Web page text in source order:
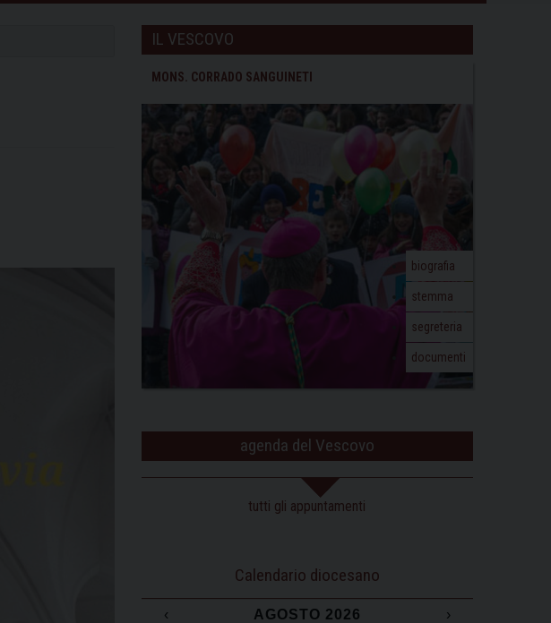
IL VESCOVO
MONS. CORRADO SANGUINETI
biografia
stemma
segreteria
documenti
agenda del Vescovo
tutti gli appuntamenti
Calendario diocesano
‹ AGOSTO 2026
›